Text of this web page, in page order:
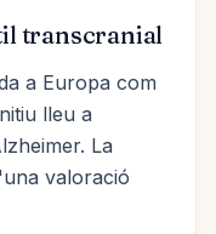
transcranial
a Europa com
lleu a
La
valoració